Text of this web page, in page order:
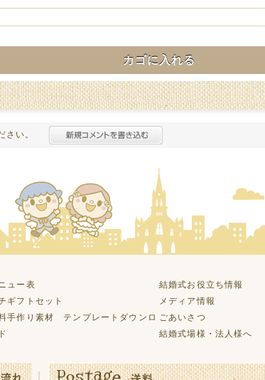
カゴに入れる
さい。
ュー表
ギフトセット
手作り素材 テンプレートダウンロ
結婚式お役立ち情報
メディア情報
ごあいさつ
結婚式場様・法人様へ